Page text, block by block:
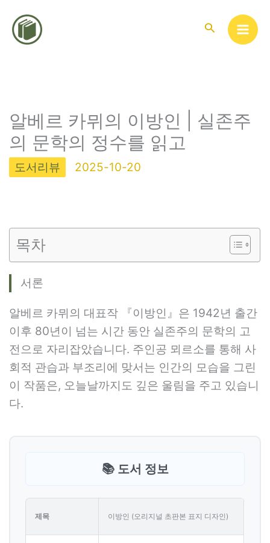
뛰
검
알베르 카뮈의 이방인 | 실존주
의 문학의 정수를 읽고
도서리뷰 2025-10-20
목차
서론
알베르 카뮈의 대표작 『이방인』은 1942년 출간
이후 80년이 넘는 시간 동안 실존주의 문학의 고
전으로 자리잡았습니다. 주인공 뫼르소를 통해 사
회적 관습과 부조리에 맞서는 인간의 모습을 그린
이 작품은, 오늘날까지도 깊은 울림을 주고 있습니
다.
📚 도서 정보
제목 이방인 (오리지널 초판본 표지 디자인)